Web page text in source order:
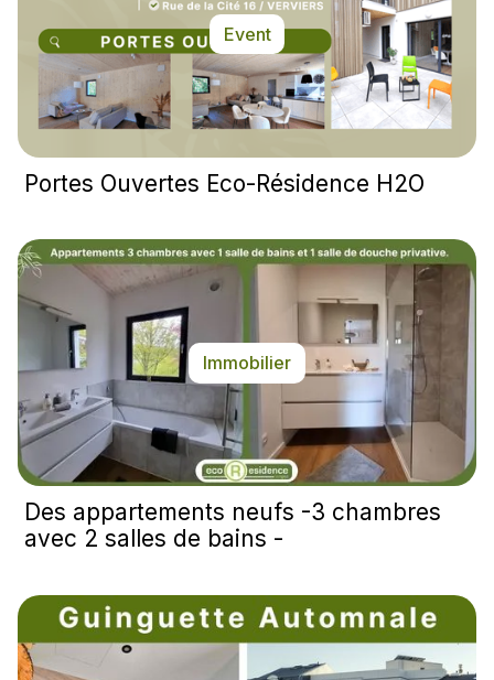
Event
Portes Ouvertes Eco-Résidence H2O
Immobilier
Des appartements neufs -3 chambres
avec 2 salles de bains -